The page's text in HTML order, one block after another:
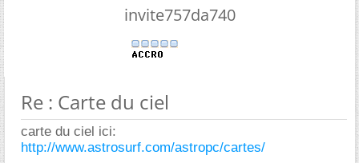
invite757da740
Re : Carte du ciel
carte du ciel ici:
http://www.astrosurf.com/astropc/cartes/